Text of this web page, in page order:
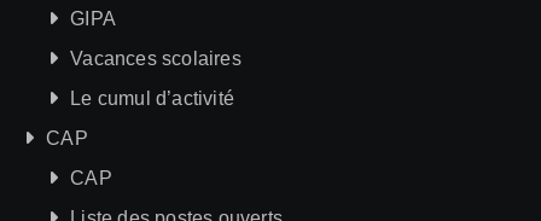
GIPA
Vacances scolaires
Le cumul d’activité
CAP
CAP